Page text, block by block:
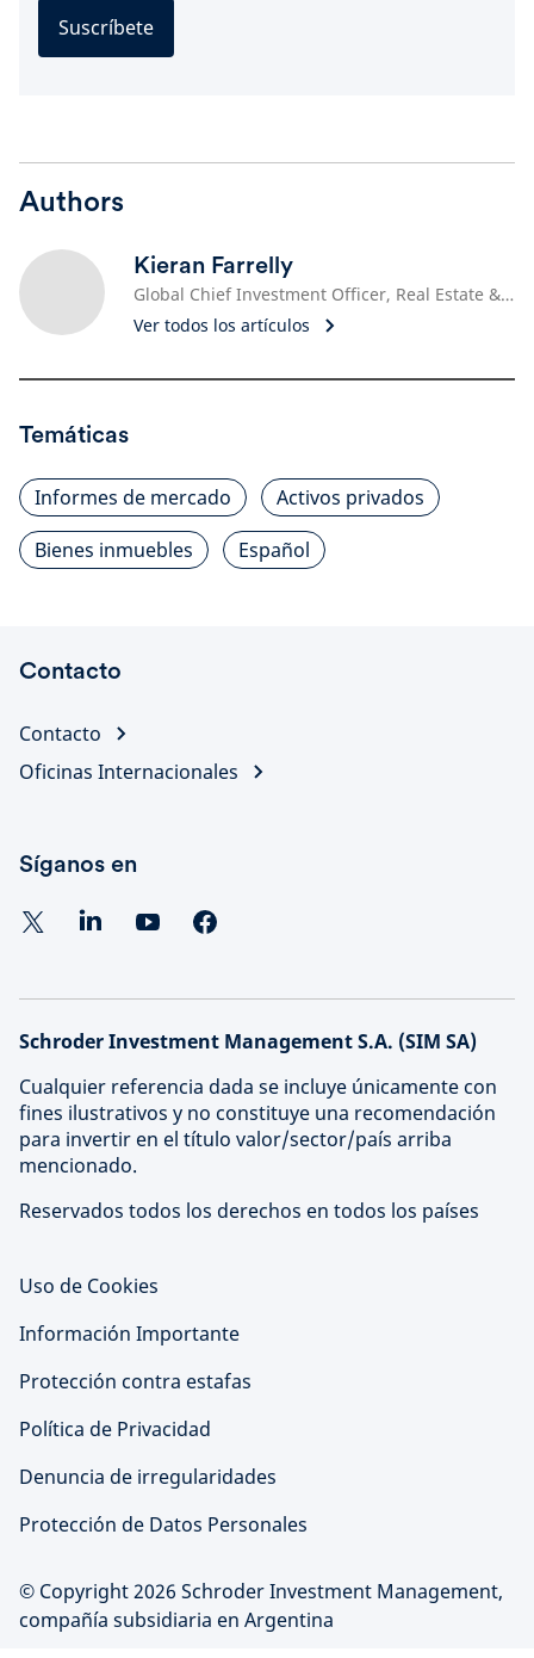
Suscríbete
Authors
Kieran Farrelly
Global Chief Investment Officer, Real Estate & Head of Real Estate Solutions
Ver todos los artículos
Temáticas
Informes de mercado
Activos privados
Bienes inmuebles
Español
Contacto
Contacto
Oficinas Internacionales
Síganos en
Schroder Investment Management S.A. (SIM SA)
Cualquier referencia dada se incluye únicamente con
fines ilustrativos y no constituye una recomendación
para invertir en el título valor/sector/país arriba
mencionado.
Reservados todos los derechos en todos los países
Uso de Cookies
Información Importante
Protección contra estafas
Política de Privacidad
Denuncia de irregularidades
Protección de Datos Personales
© Copyright 2026 Schroder Investment Management,
compañía subsidiaria en Argentina